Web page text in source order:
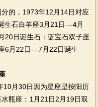
的，1973年12月14日对应
生石白羊座3月21日---4月
20日诞生石：蓝宝石双子座
6月22日---7月22日诞生
月30日因为星座是按阳历
瓶座：1月21日2月19日双